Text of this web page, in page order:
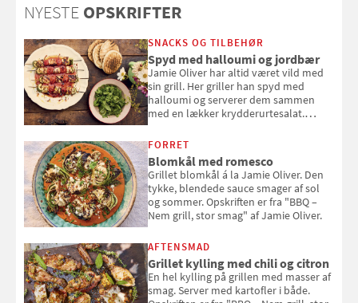
NYESTE OPSKRIFTER
SNACKS OG TILBEHØR
Spyd med halloumi og jordbær
Jamie Oliver har altid været vild med
sin grill. Her griller han spyd med
halloumi og serverer dem sammen
med en lækker krydderurtesalat.
smag" af Jamie Oliver.
FORRET
Blomkål med romesco
Grillet blomkål á la Jamie Oliver. Den
tykke, blendede sauce smager af sol
og sommer. Opskriften er fra "BBQ –
Nem grill, stor smag" af Jamie Oliver.
AFTENSMAD
Grillet kylling med chili og citron
En hel kylling på grillen med masser af
smag. Server med kartofler i både.